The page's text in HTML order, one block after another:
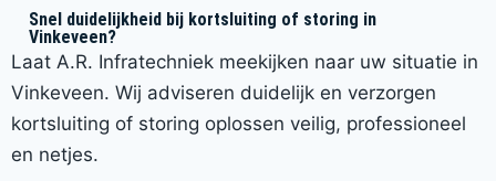
Snel duidelijkheid bij kortsluiting of storing in
Vinkeveen?
Laat A.R. Infratechniek meekijken naar uw situatie in
Vinkeveen. Wij adviseren duidelijk en verzorgen
kortsluiting of storing oplossen veilig, professioneel
en netjes.